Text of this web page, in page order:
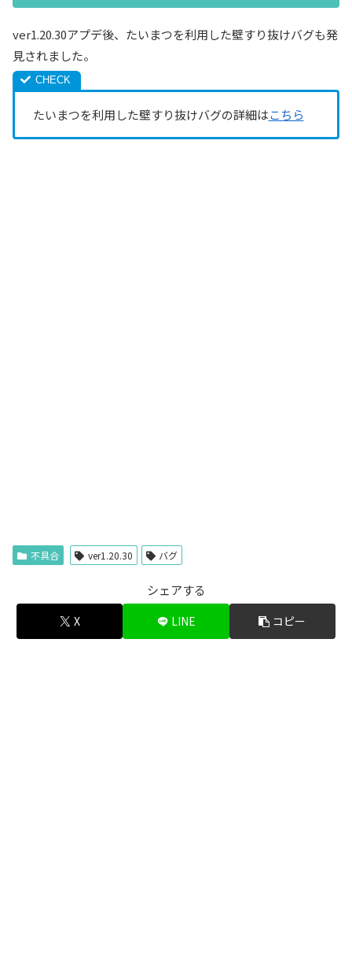
ver1.20.30アプデ後、たいまつを利用した壁すり抜けバグも発
見されました。
たいまつを利用した壁すり抜けバグの詳細はこちら
不具合 ver1.20.30 バグ
シェアする
X LINE コピー